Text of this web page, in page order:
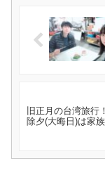
旧正月の台湾旅行
除夕(大晦日)は家